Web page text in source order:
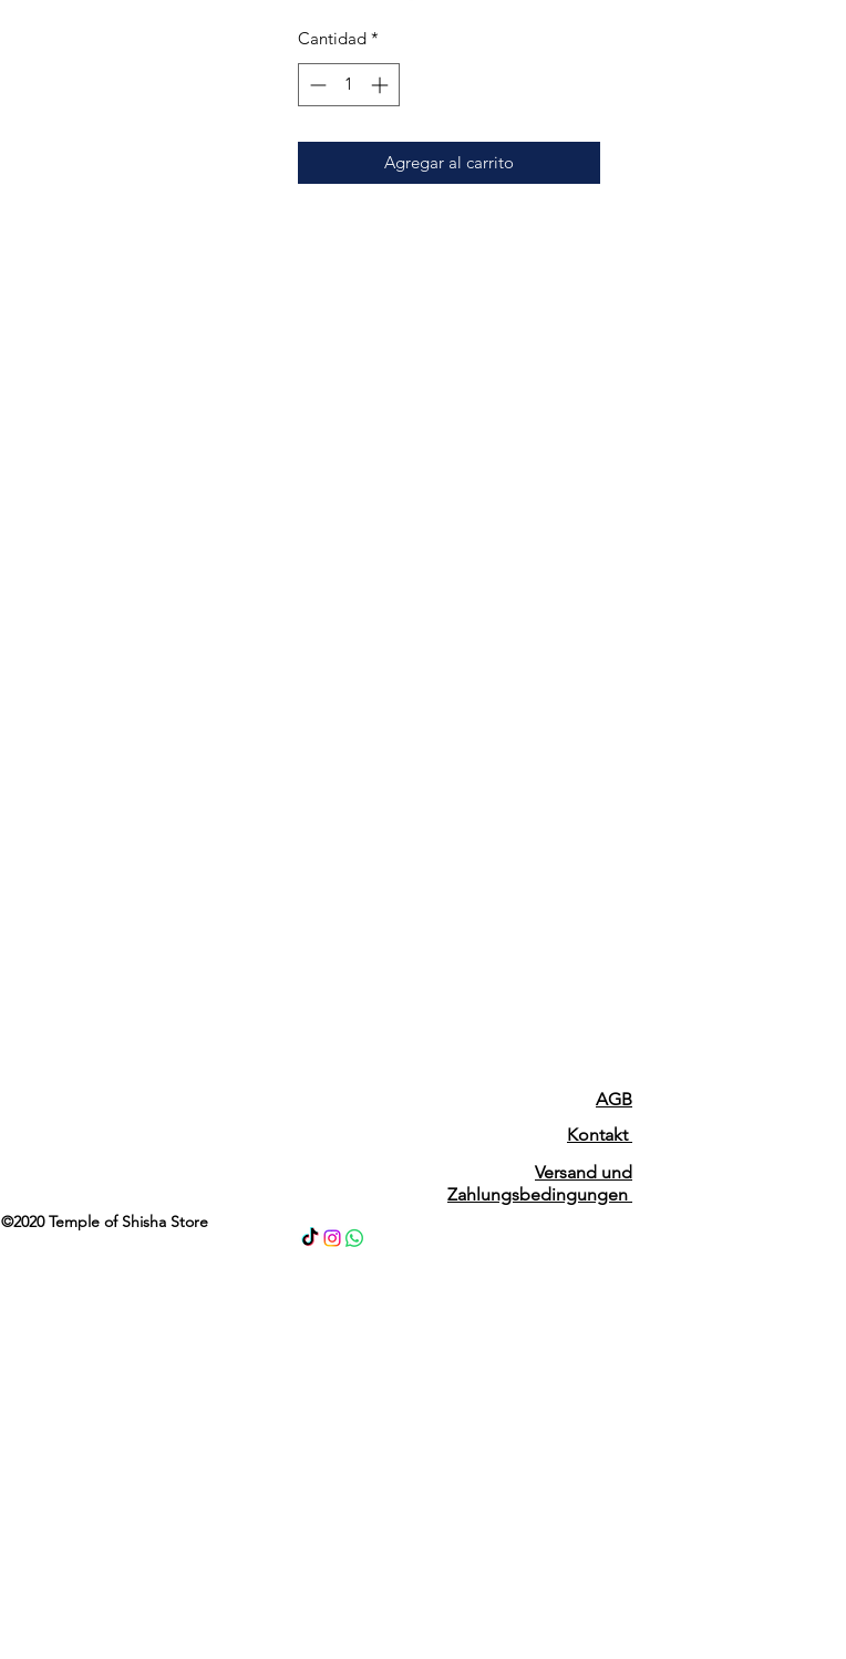
Cantidad *
Agregar al carrito
AGB
Kontakt
Versand und
Zahlungsbedingungen
©2020 Temple of Shisha Store